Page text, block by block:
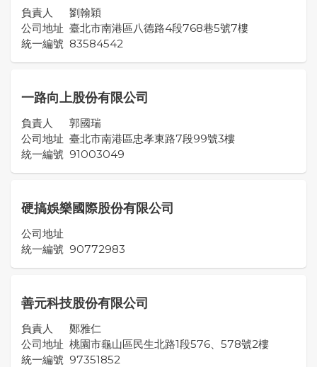
負責人
劉翰穎
公司地址 臺北市南港區八德路4段768巷5號7樓
統一編號 83584542
一路向上股份有限公司
負責人
郭國瑞
公司地址 臺北市南港區忠孝東路7段99號3樓
統一編號 91003049
硬搞娛樂國際股份有限公司
公司地址
統一編號 90772983
善元科技股份有限公司
負責人
鄭雅仁
公司地址 桃園市龜山區民生北路1段576、578號2樓
統一編號 97351852